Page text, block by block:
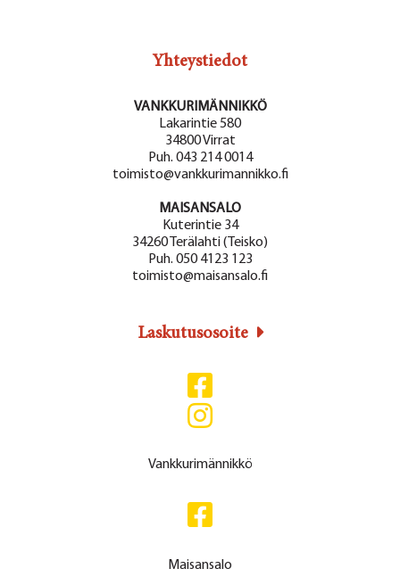
Yhteystiedot
VANKKURIMÄNNIKKÖ
Lakarintie 580
34800 Virrat
Puh. 043 214 0014
toimisto@vankkurimannikko.fi
MAISANSALO
Kuterintie 34
34260 Terälahti (Teisko)
Puh. 050 4123 123
toimisto@maisansalo.fi
Laskutusosoite
Vankkurimännikkö
Maisansalo